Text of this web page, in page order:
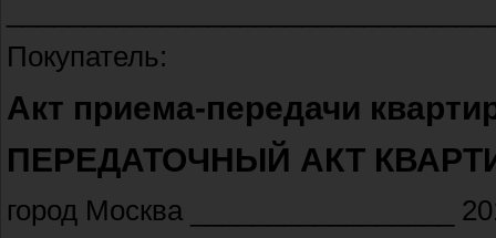
Покупатель:
Акт приема-передачи
ПЕРЕДАТОЧНЫЙ АКТ
город Москва _________________